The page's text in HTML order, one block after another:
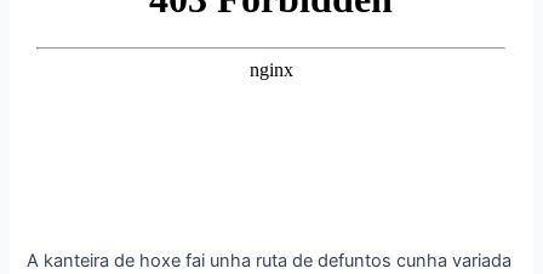
A kanteira de hoxe fai unha ruta de defuntos cunha variada